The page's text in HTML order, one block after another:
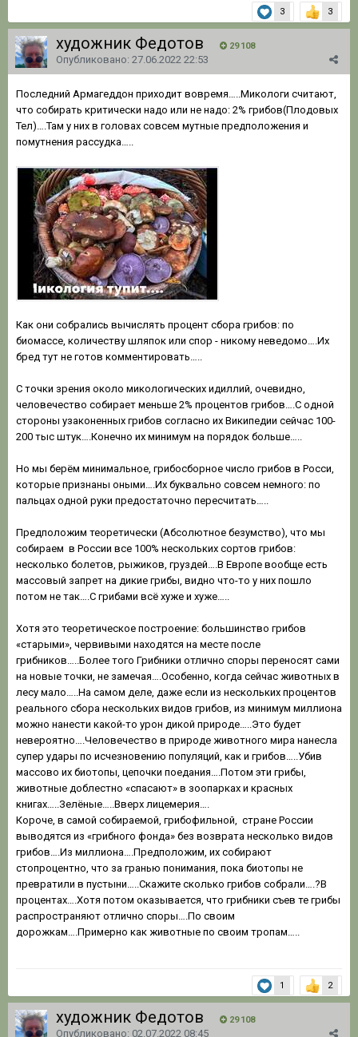
3 3
художник Федотов 29 108
Опубликовано: 27.06.2022 22:53
Последний Армагеддон приходит вовремя…..Микологи считают,
что собирать критически надо или не надо: 2% грибов(Плодовых
Тел)….Там у них в головах совсем мутные предположения и
помутнения рассудка…..
Как они собрались вычислять процент сбора грибов: по
биомассе, количеству шляпок или спор - никому неведомо….Их
бред тут не готов комментировать…..
С точки зрения около микологических идиллий, очевидно,
человечество собирает меньше 2% процентов грибов….С одной
стороны узаконенных грибов согласно их Википедии сейчас 100-
200 тыс штук….Конечно их минимум на порядок больше…..
Но мы берём минимальное, грибосборное число грибов в Росси,
которые признаны оными….Их буквально совсем немного: по
пальцах одной руки предостаточно пересчитать…..
Предположим теоретически (Абсолютное безумство), что мы
собираем в России все 100% нескольких сортов грибов:
несколько болетов, рыжиков, груздей….В Европе вообще есть
массовый запрет на дикие грибы, видно что-то у них пошло
потом не так….С грибами всё хуже и хуже…..
Хотя это теоретическое построение: большинство грибов
«старыми», червивыми находятся на месте после
грибников…..Более того Грибники отлично споры переносят сами
на новые точки, не замечая….Особенно, когда сейчас животных в
лесу мало…..На самом деле, даже если из нескольких процентов
реального сбора нескольких видов грибов, из минимум миллиона
можно нанести какой-то урон дикой природе…..Это будет
невероятно….Человечество в природе животного мира нанесла
супер удары по исчезновению популяций, как и грибов…..Убив
массово их биотопы, цепочки поедания….Потом эти грибы,
животные доблестно «спасают» в зоопарках и красных
книгах…..Зелёные…..Вверх лицемерия….
Короче, в самой собираемой, грибофильной, стране России
выводятся из «грибного фонда» без возврата несколько видов
грибов….Из миллиона….Предположим, их собирают
стопроцентно, что за гранью понимания, пока биотопы не
превратили в пустыни…..Скажите сколько грибов собрали….?В
процентах….Хотя потом оказывается, что грибники съев те грибы
распространяют отлично споры….По своим
дорожкам….Примерно как животные по своим тропам…..
1 2
художник Федотов 29 108
Опубликовано: 02.07.2022 08:45